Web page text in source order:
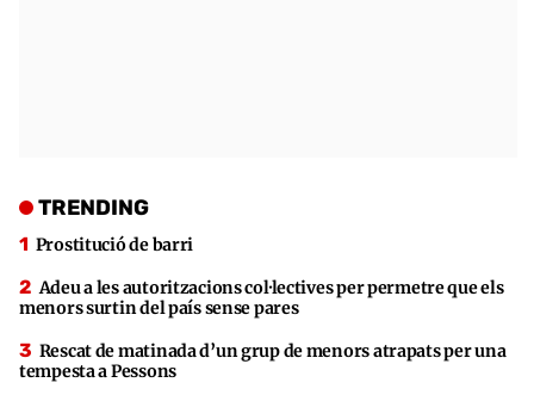
TRENDING
Prostitució de barri
Adeu a les autoritzacions col·lectives per permetre que els
menors surtin del país sense pares
Rescat de matinada d’un grup de menors atrapats per una
tempesta a Pessons